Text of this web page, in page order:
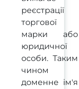
реєстрації
торгової
марки або
юридичної
особи. Таким
чином
доменне ім'я